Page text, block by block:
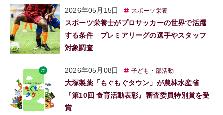
2026年05月15日 スポーツ栄養
スポーツ栄養士がプロサッカーの世界で活躍
する条件 プレミアリーグの選手やスタッフ
対象調査
2026年05月08日 子ども・部活動
大塚製薬「もぐもぐタウン」が農林水産省
『第10回 食育活動表彰』審査委員特別賞を受
賞